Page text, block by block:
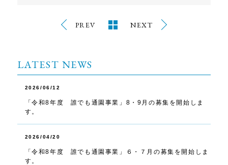
PREV NEXT
LATEST NEWS
2026/06/12
「令和8年度 誰でも通園事業」8・9月の募集を開始しま
す。
2026/04/20
「令和8年度 誰でも通園事業」６・７月の募集を開始しま
す。